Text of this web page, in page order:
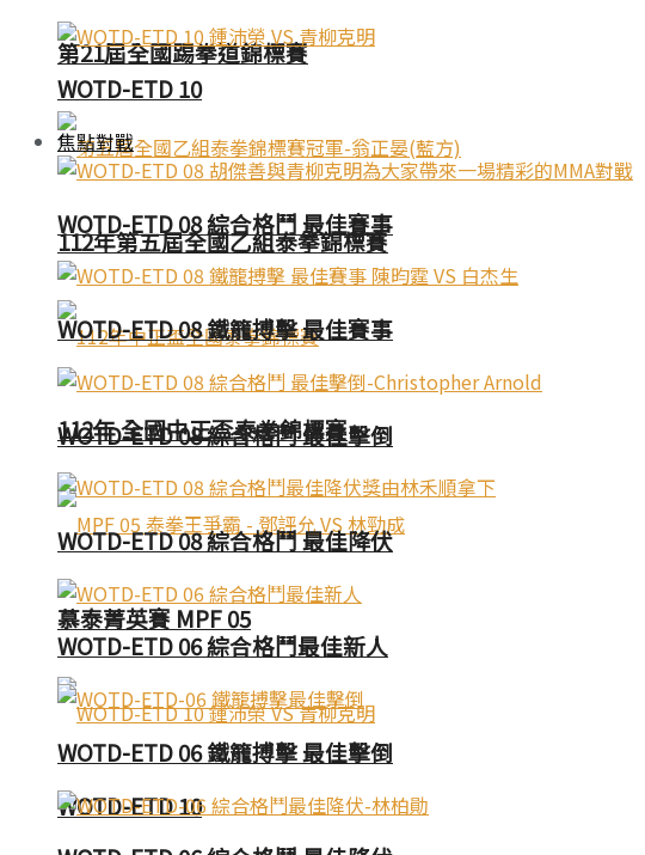
第21屆全國踢拳道錦標賽
112年第五屆全國乙組泰拳錦標賽
112年 全國中正盃泰拳錦標賽
慕泰菁英賽 MPF 05
WOTD-ETD 10
WOTD-ETD 10
焦點對戰
WOTD-ETD 08 綜合格鬥 最佳賽事
WOTD-ETD 08 鐵籠搏擊 最佳賽事
WOTD-ETD 08 綜合格鬥 最佳擊倒
WOTD-ETD 08 綜合格鬥 最佳降伏
WOTD-ETD 06 綜合格鬥最佳新人
WOTD-ETD 06 鐵籠搏擊 最佳擊倒